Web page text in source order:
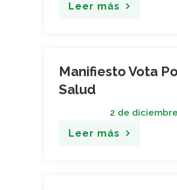
Leer más
Manifiesto Vota
Salud
2 de
Leer más